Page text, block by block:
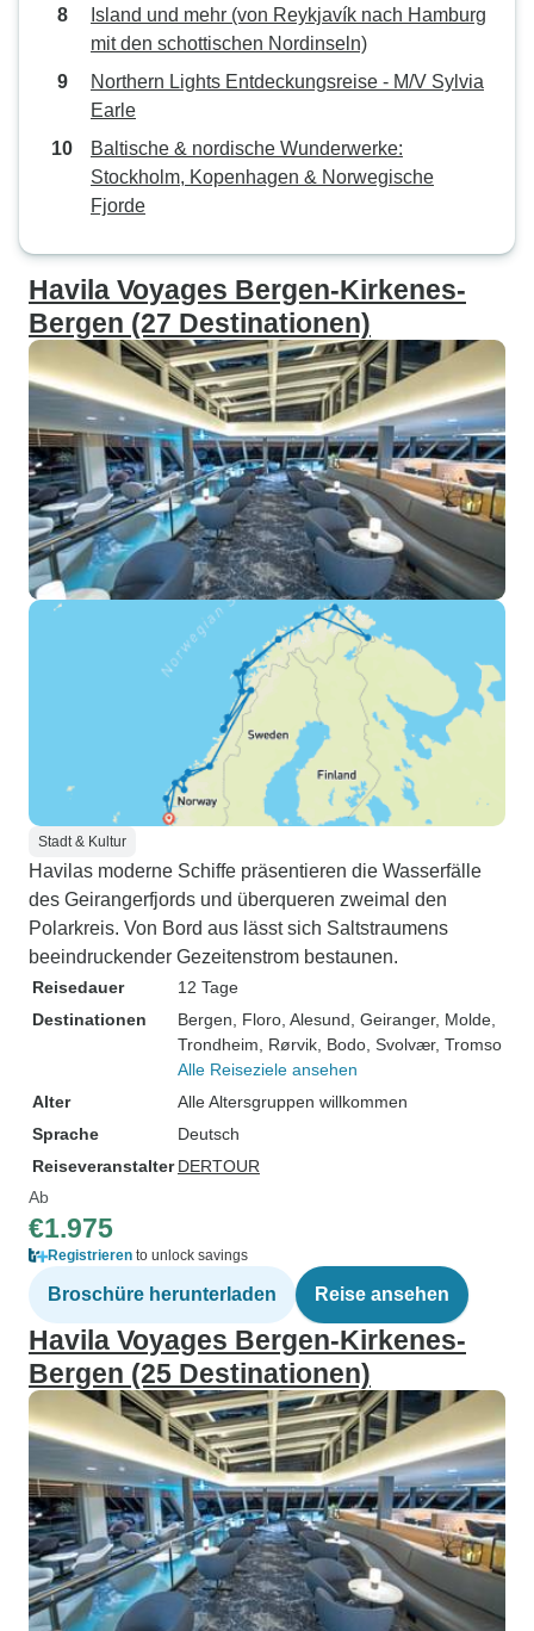
Island und mehr (von Reykjavík nach Hamburg
mit den schottischen Nordinseln)
Northern Lights Entdeckungsreise - M/V Sylvia
Earle
Baltische & nordische Wunderwerke:
Stockholm, Kopenhagen & Norwegische
Fjorde
Havila Voyages Bergen-Kirkenes-
Bergen (27 Destinationen)
Stadt & Kultur
Havilas moderne Schiffe präsentieren die Wasserfälle
des Geirangerfjords und überqueren zweimal den
Polarkreis. Von Bord aus lässt sich Saltstraumens
beeindruckender Gezeitenstrom bestaunen.
Reisedauer
12 Tage
Destinationen
Bergen , Floro , Alesund , Geiranger, Molde
Trondheim , Rørvik , Bodo , Svolvær, Tromso
Alle Reiseziele ansehen
Alter
Alle Altersgruppen willkommen
Sprache
Deutsch
Reiseveranstalter DERTOUR
Ab
€1.975
Registrieren to unlock savings
Broschüre herunterladen Reise ansehen
Havila Voyages Bergen-Kirkenes-
Bergen (25 Destinationen)